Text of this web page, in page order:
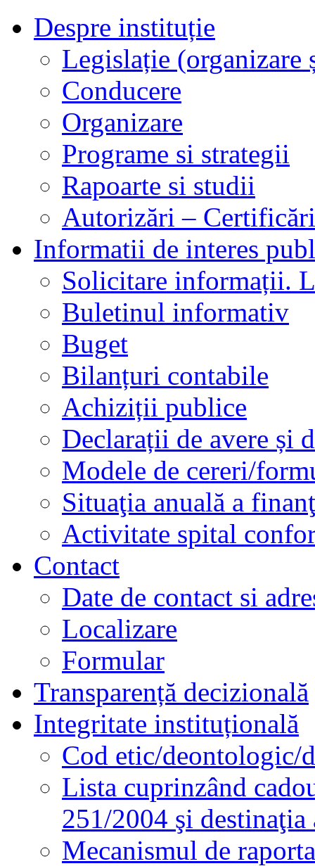
Despre instituție
Legislație
Conducere
Organizare
Programe si strategii
Rapoarte si studii
Autorizări –
Informatii de interes
Solicitare informații.
Buletinul informativ
Buget
Bilanțuri contabile
Achiziții publice
Declarații de avere și
Modele de cereri/
Situaţia anuală a
Activitate spital
Contact
Date de contact si
Localizare
Formular
Transparență decizională
Integritate instituțională
Cod etic/deontologic/
Lista cuprinzând
251/2004 şi destinaţia
Mecanismul de